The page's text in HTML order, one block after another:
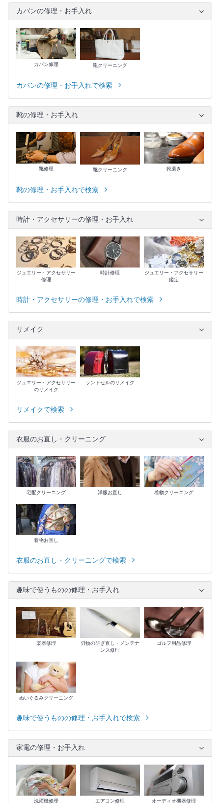
カバンの修理・お手入れ
カバン修理 鞄クリーニング
カバンの修理・お手入れで検索
靴の修理・お手入れ
靴修理 靴クリーニング 靴磨き
靴の修理・お手入れで検索
時計・アクセサリーの修理・お手入れ
ジュエリー・アクセサリー
修理
時計修理
ジュエリー・アクセサリー
鑑定
時計・アクセサリーの修理・お手入れで検索
リメイク
ジュエリー・アクセサリー
のリメイク
ランドセルのリメイク
リメイクで検索
衣服のお直し・クリーニング
宅配クリーニング 洋服お直し 着物クリーニング
着物お直し
衣服のお直し・クリーニングで検索
趣味で使うものの修理・お手入れ
楽器修理
刃物の研ぎ直し・メンテナ
ンス修理
ゴルフ用品修理
ぬいぐるみクリーニング
趣味で使うものの修理・お手入れで検索
家電の修理・お手入れ
洗濯機修理 エアコン修理 オーディオ機器修理